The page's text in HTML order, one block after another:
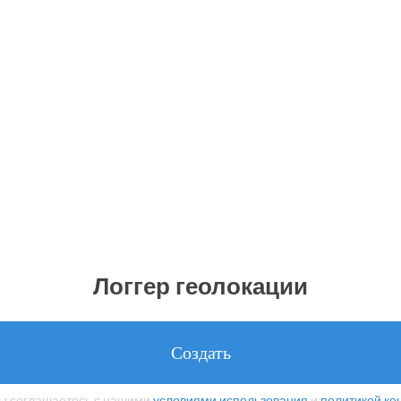
Логгер геолокации
Создать